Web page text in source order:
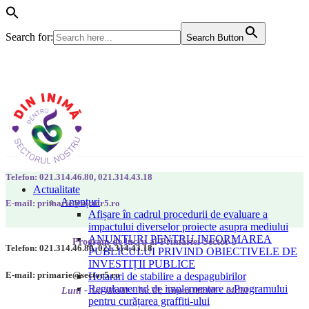
Search for: Search Button
Actualitate
Anunțuri
Afișare în cadrul procedurii de evaluare a
impactului diverselor proiecte asupra mediului
ANUNȚURI PENTRU INFORMAREA
PUBLICULUI PRIVIND OBIECTIVELE DE
INVESTIȚII PUBLICE
Hotarari de stabilire a despagubirilor
Regulamentul de implementare a Programului
pentru curățarea graffiti-ului
Telefon: 021.314.46.80, 021.314.43.18
E-mail: primarie@sector5.ro
Program de lucru al Primăriei Sector 5
Luni - Joi 08:00 - 16:30; Vineri 08:00 - 14:00
Telefon: 021.314.46.80, 021.314.43.18
E-mail: primarie@sector5.ro